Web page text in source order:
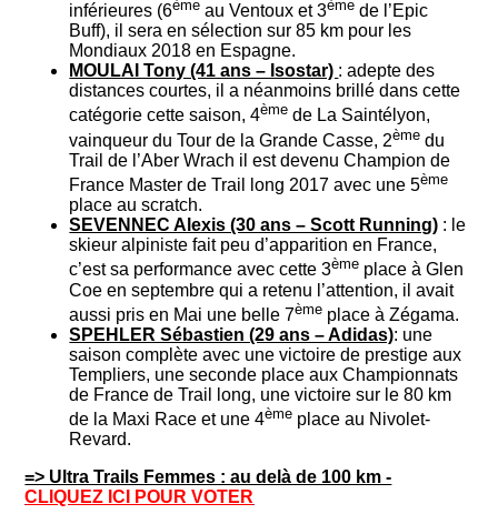
inférieures (6ème au Ventoux et 3ème de l’Epic
Buff), il sera en sélection sur 85 km pour les
Mondiaux 2018 en Espagne.
MOULAI Tony (41 ans – Isostar) : adepte des
distances courtes, il a néanmoins brillé dans cette
catégorie cette saison, 4ème de La Saintélyon,
vainqueur du Tour de la Grande Casse, 2ème du
Trail de l’Aber Wrach il est devenu Champion de
France Master de Trail long 2017 avec une 5ème
place au scratch.
SEVENNEC Alexis (30 ans – Scott Running) : le
skieur alpiniste fait peu d’apparition en France,
c’est sa performance avec cette 3ème place à Glen
Coe en septembre qui a retenu l’attention, il avait
aussi pris en Mai une belle 7ème place à Zégama.
SPEHLER Sébastien (29 ans – Adidas): une
saison complète avec une victoire de prestige aux
Templiers, une seconde place aux Championnats
de France de Trail long, une victoire sur le 80 km
de la Maxi Race et une 4ème place au Nivolet-
Revard.
=> Ultra Trails Femmes : au delà de 100 km -
CLIQUEZ ICI POUR VOTER